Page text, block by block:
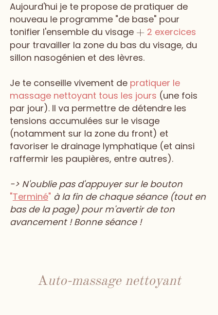
Aujourd'hui je te propose de pratiquer de
nouveau le programme "de base" pour
tonifier l'ensemble du visage + 2 exercices
pour travailler la zone du bas du visage, du
sillon nasogénien et des lèvres.
Je te conseille vivement de pratiquer le
massage nettoyant tous les jours (une fois
par jour). Il va permettre de détendre les
tensions accumulées sur le visage
(notamment sur la zone du front) et
favoriser le drainage lymphatique (et ainsi
raffermir les paupières, entre autres).
-> N'oublie pas d'appuyer sur le bouton
"Terminé" à la fin de chaque séance (tout en
bas de la page) pour m'avertir de ton
avancement ! Bonne séance !
Auto-massage nettoyant